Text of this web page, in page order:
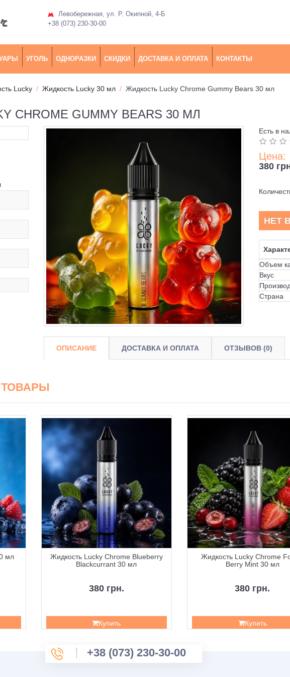
Левобережная, ул. Р. Окипной, 4-Б
+38 (073) 230-30-00
УГОЛЬ ОДНОРАЗКИ СКИДКИ ДОСТАВКА И ОПЛАТА КОНТАКТЫ
Lucky Жидкость Lucky 30 мл Жидкость Lucky Chrome Gummy Bears 30 мл
CHROME GUMMY BEARS 30 МЛ
Есть в
Цена:
380
НЕТ
Объем
Вкус
Страна
ОПИСАНИЕ ДОСТАВКА И ОПЛАТА ОТЗЫВОВ (0)
мл
Жидкость Lucky Chrome Blueberry
Blackcurrant 30 мл
380 грн.
Купить
Жидкость Lucky Chrome
Berry Mint 30 мл
380 грн.
Купить
+38 (073) 230-30-00